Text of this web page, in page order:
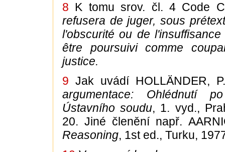
8 K tomu srov. čl. 4 Code
refusera de juger, sous
l'obscurité ou de
être poursuivi comme
justice.
9 Jak uvádí HOLLÄNDER,
argumentace: Ohlédnutí
Ústavního soudu, 1. vyd.,
20. Jiné členění např.
Reasoning, 1st ed., Turku,